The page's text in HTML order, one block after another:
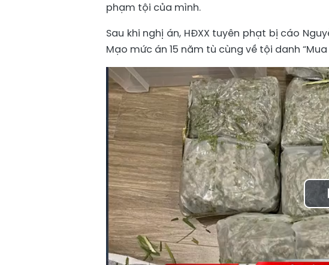
phạm tội của mình.
Sau khi nghị án, HĐXX tuyên phạt bị cáo
Mạo mức án 15 năm tù cùng về tội danh